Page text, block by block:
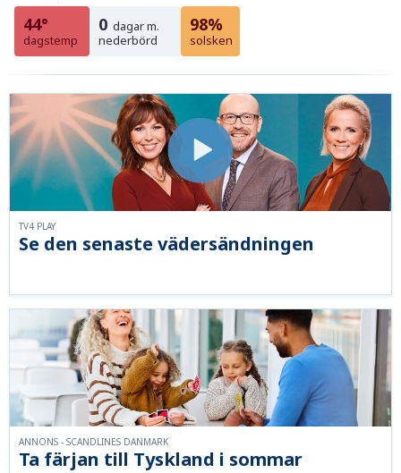
44°
dagstemp
0 dagar m.
nederbörd
98%
solsken
Se den senaste vädersändningen
TV4 PLAY
Ta färjan till Tyskland i sommar
ANNONS - SCANDLINES DANMARK